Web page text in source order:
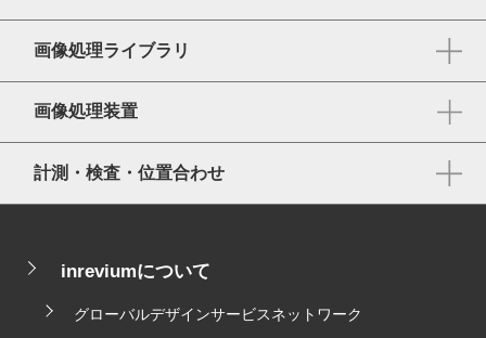
画像処理ライブラリ
画像処理装置
計測・検査・位置合わせ
inreviumについて
グローバルデザインサービスネットワーク